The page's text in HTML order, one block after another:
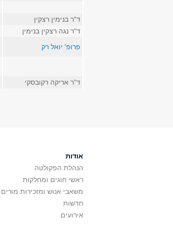
ד"ר בנימין רצקין
ד"ר נגה רצקין בנימין
פרופ' יואל רק
ד"ר אריקה רקובסקי
אודות
הנהלת הפקולטה
ראשי חוגים ומחלקות
משאבי אנוש ומזכירות מורים
חדשות
אירועים